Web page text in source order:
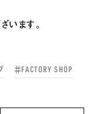
います。
＃FACTORY SHOP